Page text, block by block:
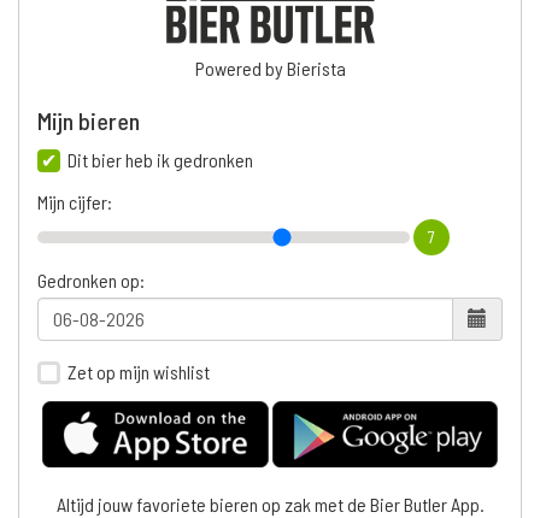
Powered by Bierista
Mijn bieren
Dit bier heb ik gedronken
Mijn cijfer:
7
Gedronken op:
Zet op mijn wishlist
Altijd jouw favoriete bieren op zak met de Bier Butler App.